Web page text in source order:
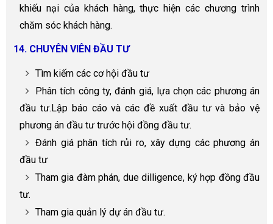
khiếu nại của khách hàng, thực hiện các chương trình
chăm sóc khách hàng.
14. CHUYÊN VIÊN ĐẦU TƯ
Tìm kiếm các cơ hội đầu tư
Phân tích công ty, đánh giá, lựa chọn các phương án
đầu tư.Lập báo cáo và các đề xuất đầu tư và bảo vệ
phương án đầu tư trước hội đồng đầu tư.
Đánh giá phân tích rủi ro, xây dựng các phương án
đầu tư
Tham gia đàm phán, due dilligence, ký hợp đồng đầu
tư.
Tham gia quản lý dự án đầu tư.